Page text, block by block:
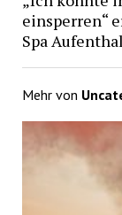
einsperren“
Spa
Mehr von